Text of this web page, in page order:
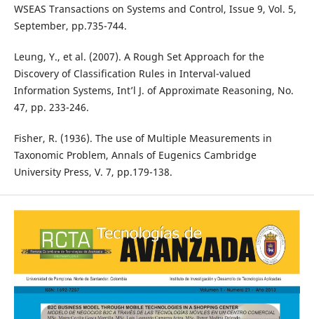
WSEAS Transactions on Systems and Control, Issue 9, Vol. 5,
September, pp.735-744.
Leung, Y., et al. (2007). A Rough Set Approach for the
Discovery of Classification Rules in Interval-valued
Information Systems, Int’l J. of Approximate Reasoning, No.
47, pp. 233-246.
Fisher, R. (1936). The use of Multiple Measurements in
Taxonomic Problem, Annals of Eugenics Cambridge
University Press, V. 7, pp.179-138.